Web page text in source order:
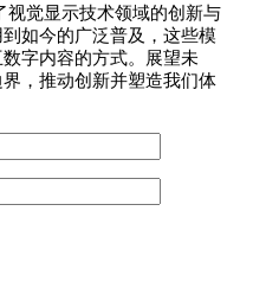
觉显示技术领域的创新与
如今的广泛普及，这些模
字内容的方式。展望未
，推动创新并塑造我们体